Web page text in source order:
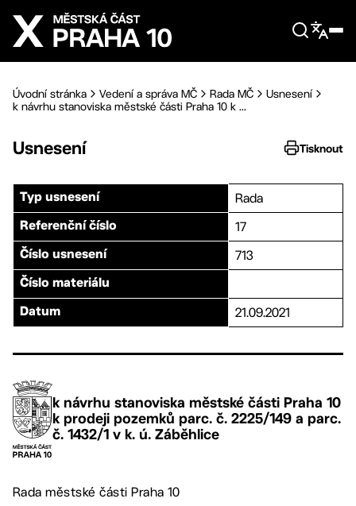
Přejít na hlavní obsah
Úvodní stránka Vedení a správa MČ Rada MČ
Usnesení
k návrhu stanoviska městské části Praha 10 k ...
Usnesení Tisknout
Typ usnesení Rada
Referenční číslo 17
Číslo usnesení 713
Číslo materiálu
Datum 21.09.2021
k návrhu stanoviska městské části Praha 10
k prodeji pozemků parc. č. 2225/149 a parc.
č. 1432/1 v k. ú. Záběhlice
Rada městské části Praha 10